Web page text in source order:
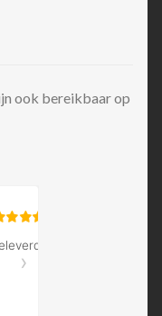
ook bereikbaar op